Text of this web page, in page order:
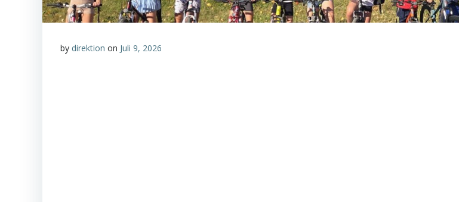
by direktion on Juli 9, 2026